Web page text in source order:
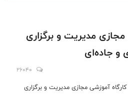
مجازی مدیریت و برگزاری
و جاده‌ای
26040
آموزشی مجازی مدیریت و برگزاری